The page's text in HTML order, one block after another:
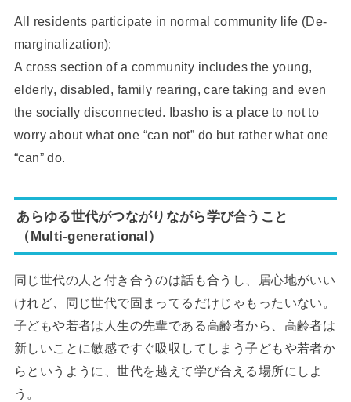
All residents participate in normal community life (De-
marginalization):
A cross section of a community includes the young,
elderly, disabled, family rearing, care taking and even
the socially disconnected. Ibasho is a place to not to
worry about what one “can not” do but rather what one
“can” do.
あらゆる世代がつながりながら学び合うこと
（Multi-generational）
同じ世代の人と付き合うのは話も合うし、居心地がいい
けれど、同じ世代で固まってるだけじゃもったいない。
子どもや若者は人生の先輩である高齢者から、高齢者は
新しいことに敏感ですぐ吸収してしまう子どもや若者か
らというように、世代を越えて学び合える場所にしよ
う。